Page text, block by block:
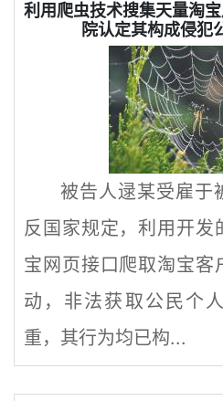
利用爬虫技术搜集天量淘
院认定其构成侵犯
被告人逯某受雇于
反国家规定，利用开发
宝网页接口爬取淘宝客
动，非法获取公民个
重，其行为均已构...